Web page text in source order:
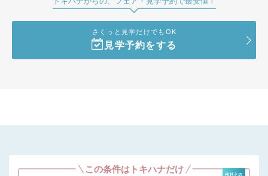
さくっと見学だけでもOK
見学予約をする
この条件はトキハナだけ